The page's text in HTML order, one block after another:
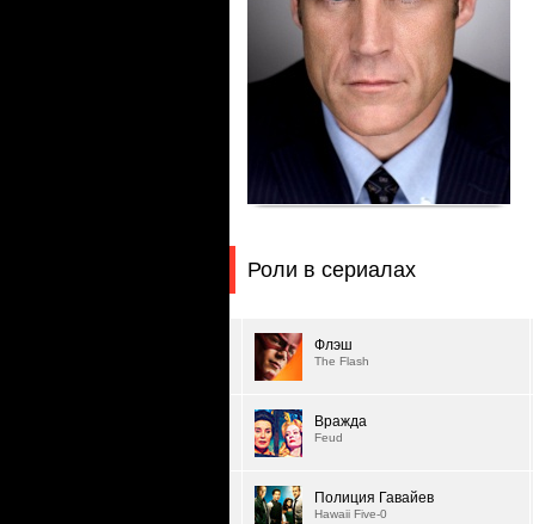
Роли в сериалах
Флэш
The Flash
Вражда
Feud
Полиция Гавайев
Hawaii Five-0